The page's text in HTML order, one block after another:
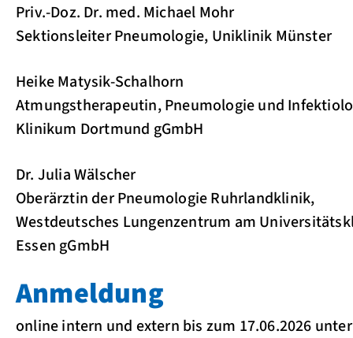
Priv.-Doz. Dr. med. Michael Mohr
Sektionsleiter Pneumologie, Uniklinik Münster
Heike Matysik-Schalhorn
Atmungstherapeutin, Pneumologie und
Klinikum Dortmund gGmbH
Dr. Julia Wälscher
Oberärztin der Pneumologie Ruhrlandklinik,
Westdeutsches Lungenzentrum am
Essen gGmbH
Anmeldung
online intern und extern bis zum 17.06.2026